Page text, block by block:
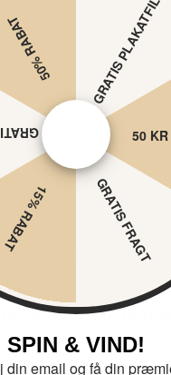
stil og de
du har til
bestemme kortets
GRATIS PLAKATFIL
50
GRATIS FRAGT
15% RABAT
50% RABAT
SPIN & VIND!
din email og få din